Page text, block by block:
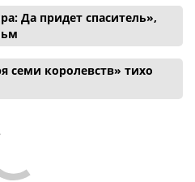
Да придет спаситель»,
семи королевств» тихо